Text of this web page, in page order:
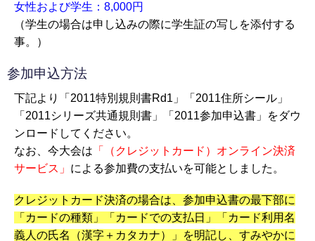
女性および学生：8,000円
（学生の場合は申し込みの際に学生証の写しを添付する
事。）
参加申込方法
下記より「2011特別規則書Rd1」「2011住所シール」
「2011シリーズ共通規則書」「2011参加申込書」をダウ
ンロードしてください。
なお、今大会は 「（クレジットカード）オンライン決済
サービス」 による参加費の支払いを可能としました。
クレジットカード決済の場合は、参加申込書の最下部に
「カードの種類」「カードでの支払日」「カード利用名
義人の氏名（漢字＋カタカナ）」を明記し、すみやかに